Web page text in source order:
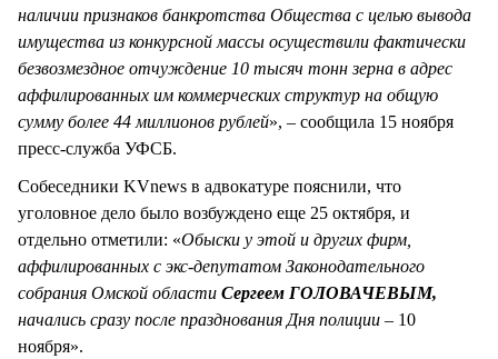
наличии признаков банкротства Общества с целью вывода
имущества из конкурсной массы осуществили фактически
безвозмездное отчуждение 10 тысяч тонн зерна в адрес
аффилированных им коммерческих структур на общую
сумму более 44 миллионов рублей», – сообщила 15 ноября
пресс-служба УФСБ.
Собеседники KVnews в адвокатуре пояснили, что
уголовное дело было возбуждено еще 25 октября, и
отдельно отметили: «Обыски у этой и других фирм,
аффилированных с экс-депутатом Законодательного
собрания Омской области Сергеем ГОЛОВАЧЕВЫМ,
начались сразу после празднования Дня полиции – 10
ноября».